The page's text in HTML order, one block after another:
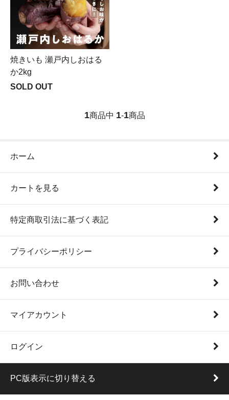
焼きいも 瀬戸内しおはる
か2kg
SOLD OUT
1商品中 1-1商品
ホーム
カートを見る
特定商取引法に基づく表記
プライバシーポリシー
お問い合わせ
マイアカウント
ログイン
PC版表示に切り替える